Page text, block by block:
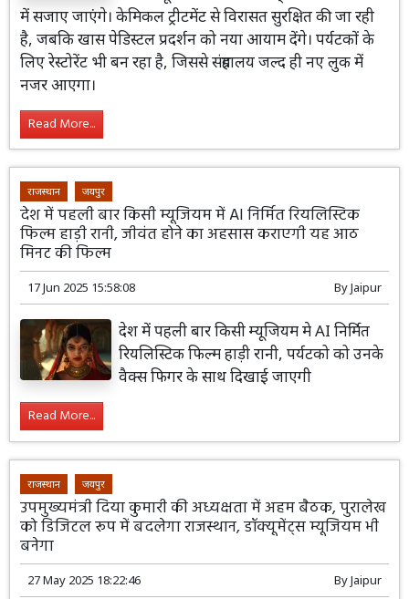
में सजाए जाएंगे। केमिकल ट्रीटमेंट से विरासत सुरक्षित की जा रही
है, जबकि खास पेडिस्टल प्रदर्शन को नया आयाम देंगे। पर्यटकों के
लिए रेस्टोरेंट भी बन रहा है, जिससे संग्रहालय जल्द ही नए लुक में
नजर आएगा।
Read More...
राजस्थान जयपुर
देश में पहली बार किसी म्यूजियम में AI निर्मित रियलिस्टिक
फिल्म हाड़ी रानी, जीवंत होने का अहसास कराएगी यह आठ
मिनट की फिल्म
17 Jun 2025 15:58:08 ByJaipur
देश में पहली बार किसी म्यूजियम मे AI निर्मित
रियलिस्टिक फिल्म हाड़ी रानी, पर्यटको को उनके
वैक्स फिगर के साथ दिखाई जाएगी
Read More...
राजस्थान जयपुर
उपमुख्यमंत्री दिया कुमारी की अध्यक्षता में अहम बैठक, पुरालेख
को डिजिटल रूप में बदलेगा राजस्थान, डॉक्यूमेंट्स म्यूजियम भी
बनेगा
27 May 2025 18:22:46 ByJaipur